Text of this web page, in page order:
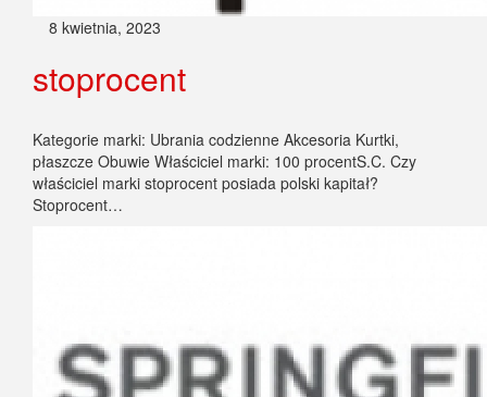
8 kwietnia, 2023
stoprocent
Kategorie marki: Ubrania codzienne Akcesoria Kurtki,
płaszcze Obuwie Właściciel marki: 100 procentS.C. Czy
właściciel marki stoprocent posiada polski kapitał?
Stoprocent…